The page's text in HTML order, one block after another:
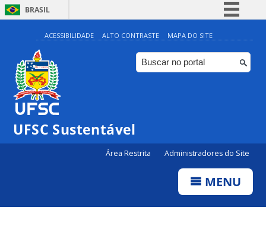
BRASIL
Simplifique!
Comunica BR
Participe
ACESSIBILIDADE ALTO CONTRASTE MAPA DO SITE
UFSC Sustentável
Área Restrita Administradores do Site
MENU